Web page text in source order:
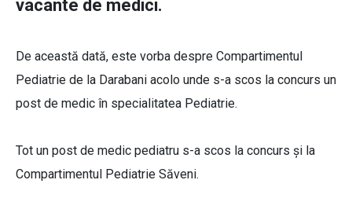
vacante de medici.
De această dată, este vorba despre Compartimentul
Pediatrie de la Darabani acolo unde s-a scos la concurs un
post de medic în specialitatea Pediatrie.
Tot un post de medic pediatru s-a scos la concurs și la
Compartimentul Pediatrie Săveni.